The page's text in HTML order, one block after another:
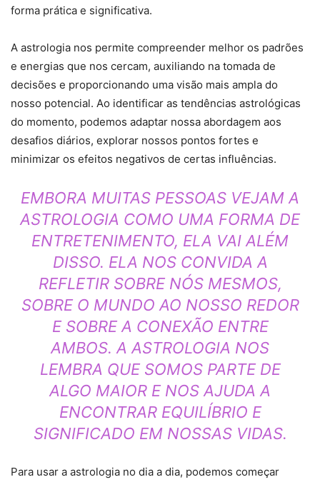
forma prática e significativa.
A astrologia nos permite compreender melhor os padrões
e energias que nos cercam, auxiliando na tomada de
decisões e proporcionando uma visão mais ampla do
nosso potencial. Ao identificar as tendências astrológicas
do momento, podemos adaptar nossa abordagem aos
desafios diários, explorar nossos pontos fortes e
minimizar os efeitos negativos de certas influências.
EMBORA MUITAS PESSOAS VEJAM A
ASTROLOGIA COMO UMA FORMA DE
ENTRETENIMENTO, ELA VAI ALÉM
DISSO. ELA NOS CONVIDA A
REFLETIR SOBRE NÓS MESMOS,
SOBRE O MUNDO AO NOSSO REDOR
E SOBRE A CONEXÃO ENTRE
AMBOS. A ASTROLOGIA NOS
LEMBRA QUE SOMOS PARTE DE
ALGO MAIOR E NOS AJUDA A
ENCONTRAR EQUILÍBRIO E
SIGNIFICADO EM NOSSAS VIDAS.
Para usar a astrologia no dia a dia, podemos começar